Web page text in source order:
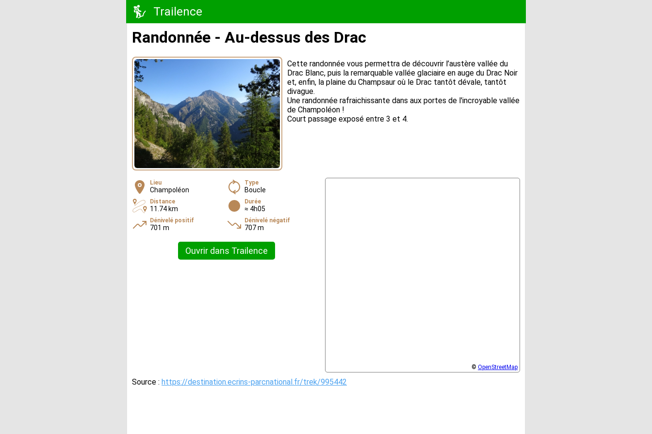
Trailence
Randonnée - Au-dessus des Drac
Cette randonnée vous permettra de découvrir l’austère vallée du
Drac Blanc, puis la remarquable vallée glaciaire en auge du Drac Noir
et, enfin, la plaine du Champsaur où le Drac tantôt dévale, tantôt
divague.
Une randonnée rafraichissante dans aux portes de l'incroyable vallée
de Champoléon !
Court passage exposé entre 3 et 4.
Lieu
Champoléon
Type
Boucle
Distance
11.74 km
Durée
≈ 4h05
Dénivelé positif
701 m
Dénivelé négatif
707 m
Ouvrir dans Trailence
© OpenStreetMap
Source : https://destination.ecrins-parcnational.fr/trek/995442